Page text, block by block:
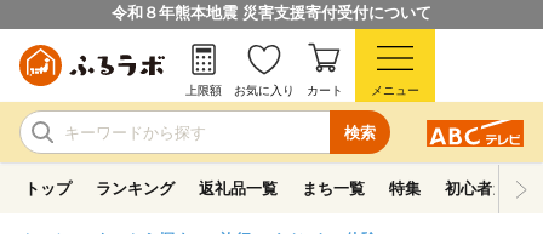
令和８年熊本地震 災害支援寄付受付について
検索
上限額 お気に入り カート メニュー
トップ ランキング 返礼品一覧 まち一覧 特集 初心者ガイド